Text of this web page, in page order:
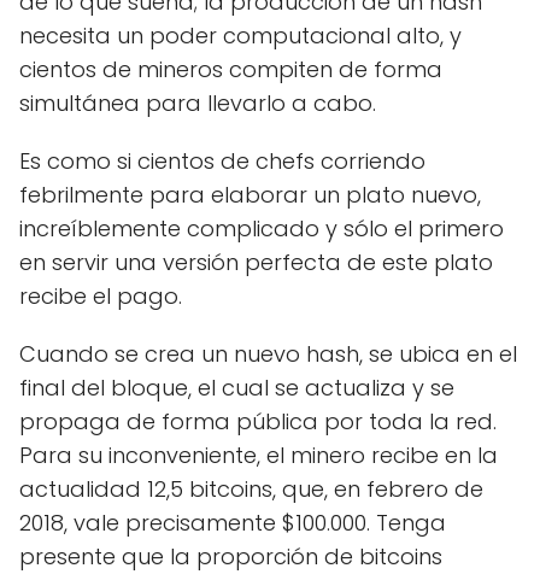
necesita un poder computacional alto, y
cientos de mineros compiten de forma
simultánea para llevarlo a cabo.
Es como si cientos de chefs corriendo
febrilmente para elaborar un plato nuevo,
increíblemente complicado y sólo el primero
en servir una versión perfecta de este plato
recibe el pago.
Cuando se crea un nuevo hash, se ubica en el
final del bloque, el cual se actualiza y se
propaga de forma pública por toda la red.
Para su inconveniente, el minero recibe en la
actualidad 12,5 bitcoins, que, en febrero de
2018, vale precisamente $100.000. Tenga
presente que la proporción de bitcoins